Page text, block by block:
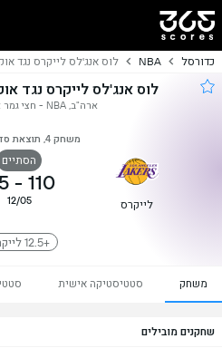
כדורסל NBA לוס אנג'לס לייקרס נגד
לוס אנג'לס לייקרס נגד
ארה"ב, NBA - חצי גמר אזורי, משחק 4
משחק 4, תוצאת סדרה : 0 - 4
לייקרס
הסתיים
110
-
12/05
+12.5 לייקרס
משחק סטטיסטיקה אישית
שחקנים מובילים